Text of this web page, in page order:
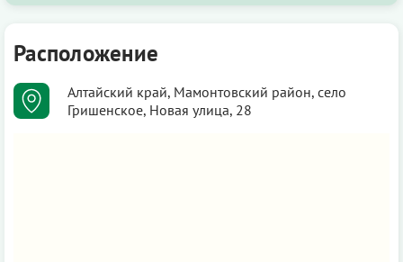
Расположение
Алтайский край, Мамонтовский район, село
Гришенское, Новая улица, 28